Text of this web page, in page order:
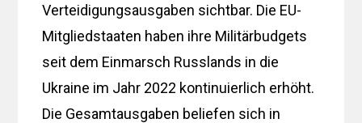
Verteidigungsausgaben sichtbar. Die EU-
Mitgliedstaaten haben ihre Militärbudgets
seit dem Einmarsch Russlands in die
Ukraine im Jahr 2022 kontinuierlich erhöht.
Die Gesamtausgaben beliefen sich in